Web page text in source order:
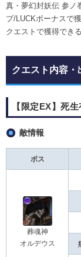
真・夢幻封妖伝 参ノ
プ/LUCKボーナスで
クエストで獲得でき
クエスト内容・
【限定EX】死
敵情報
ボス
葬魂神
オルデウス